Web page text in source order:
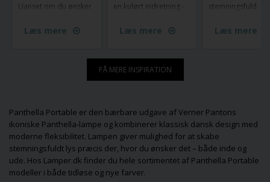
Uanset om du ønsker
stier eller skabe
vælger den perfekte
belysning, der både
giver funktionalitet og
skaber en smuk,
hyggelig stemning, så
du kan nyde din have
Læs mere
en kulørt indretning -
Portable fra Made by
Læs mere
stemningsfuld
unikke designs og
Lad dig inspirere
find den perfekte
farverige lampe,
passer til dine
din smag!
Læs mere
FÅ MERE INSPIRATION
Panthella Portable er den bærbare udgave af Verner Pantons
ikoniske Panthella-lampe og kombinerer klassisk dansk design med
moderne fleksibilitet. Lampen giver mulighed for at skabe
stemningsfuldt lys præcis der, hvor du ønsker det – både inde og
ude. Hos Lamper.dk finder du hele sortimentet af Panthella Portable
modeller i både tidløse og nye farver.